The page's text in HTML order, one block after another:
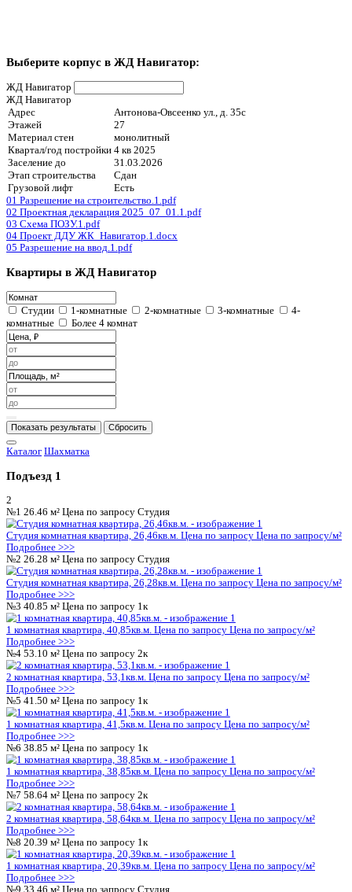
КомфортПодземная
Выбрать квартиру
От 3 161 000 ₽
Студии21 - 36 м²от 3 161 000 ₽ 1-к20 - 44 м²
658 200 ₽
Этажность27
Класс жильяКомфорт
Тип парковкиПодземная
Пропускная система
КонсьержНет
Инфраструктура поблизости